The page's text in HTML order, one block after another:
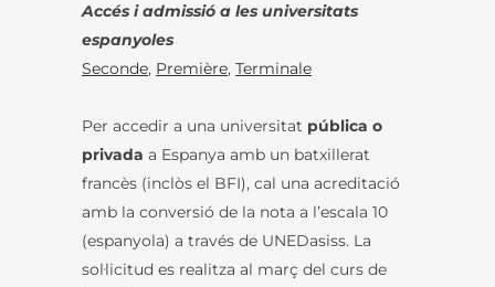
Accés i admissió a les universitats
espanyoles
Seconde, Première, Terminale
Per accedir a una universitat pública o
privada a Espanya amb un batxillerat
francès (inclòs el BFI), cal una acreditació
amb la conversió de la nota a l’escala 10
(espanyola) a través de UNEDasiss. La
sol·licitud es realitza al març del curs de